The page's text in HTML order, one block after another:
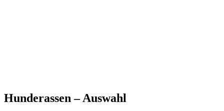
Hunderassen – Auswahl